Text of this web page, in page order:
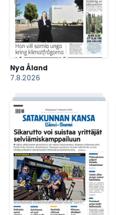
Nya Åland
7.8.2026